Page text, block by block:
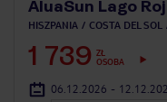
AluaSun Lago
HISZPANIA COSTA DEL SOL
1 739 ZŁ
OSOBA
06.12.2026 -